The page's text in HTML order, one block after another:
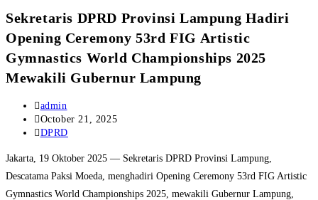
Sekretaris DPRD Provinsi Lampung Hadiri
Opening Ceremony 53rd FIG Artistic
Gymnastics World Championships 2025
Mewakili Gubernur Lampung
Post
author:
admin
Post
published:
October 21, 2025
Post
DPRD
Jakarta, 19 Oktober 2025 — Sekretaris DPRD Provinsi Lampung,
Descatama Paksi Moeda, menghadiri Opening Ceremony 53rd FIG Artistic
Gymnastics World Championships 2025, mewakili Gubernur Lampung,